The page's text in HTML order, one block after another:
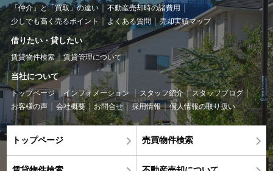
「仲介」と「買取」の違い
不動産売却時の諸費用
少しでも高く売るポイント
よくある質問 売却実績マップ
借りたい・貸したい
賃貸物件検索 賃貸管理について
当社について
トップページ インフォメーション スタッフ紹介
スタッフブログ
お客様の声
会社概要 お問合せ 採用情報 個人情報の取り扱い
トップページ 売買物件検索